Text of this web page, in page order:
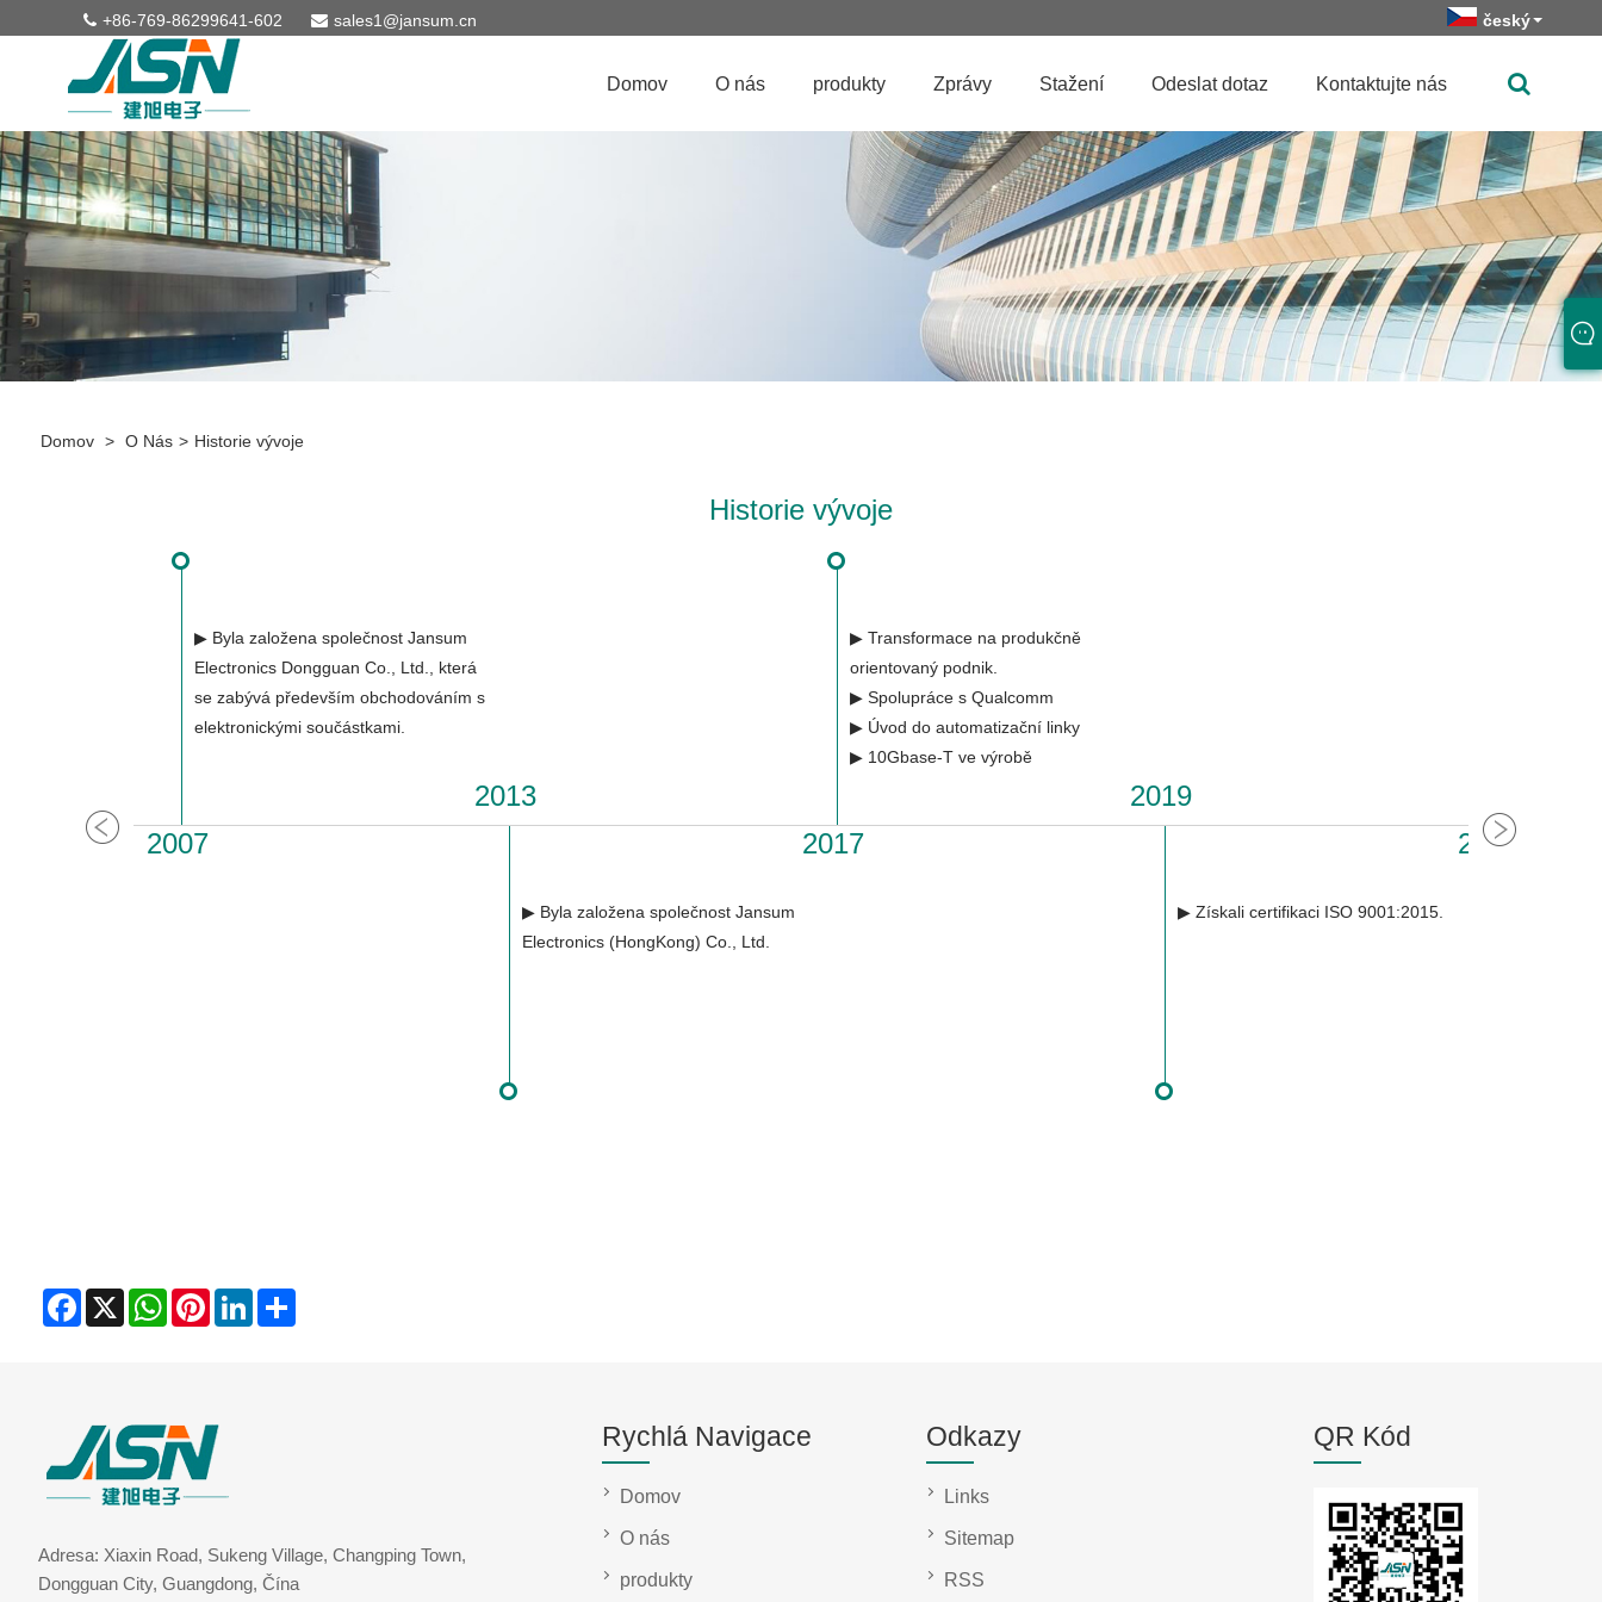
+86-769-86299641-602 sales1@jansum.cn český
Domov O nás produkty Zprávy Stažení Odeslat dotaz Kontaktujte nás
Domov > O Nás > Historie vývoje
Historie vývoje
2007
▶ Byla založena společnost Jansum
Electronics Dongguan Co., Ltd., která
se zabývá především obchodováním s
elektronickými součástkami.
2013
▶ Byla založena společnost Jansum
Electronics (HongKong) Co., Ltd.
2017
▶ Transformace na produkčně
orientovaný podnik.
▶ Spolupráce s Qualcomm
▶ Úvod do automatizační linky
▶ 10Gbase-T ve výrobě
2019
▶ Získali certifikaci ISO 9001:2015.
2021
Facebook
X WhatsAppPinterestLinkedInShare
Adresa: Xiaxin Road, Sukeng Village, Changping Town,
Dongguan City, Guangdong, Čína
Rychlá Navigace
Domov
O nás
produkty
Odkazy
Links
Sitemap
RSS
QR Kód